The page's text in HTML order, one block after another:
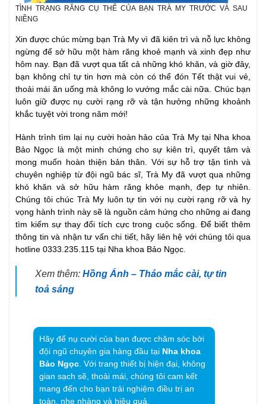
TÌNH TRẠNG RĂNG CỤ THỂ CỦA BẠN TRÀ MY TRƯỚC VÀ SAU
NIỀNG
Xin được chúc mừng bạn Trà My vì đã kiên trì và nỗ lực không
ngừng để sở hữu một hàm răng khoẻ mạnh và xinh đẹp như
hôm nay. Bạn đã vượt qua tất cả những khó khăn, và giờ đây,
bạn không chỉ tự tin hơn mà còn có thể đón Tết thật vui vẻ,
thoải mái ăn uống mà không lo vướng mắc cài nữa. Chúc bạn
luôn giữ được nụ cười rạng rỡ và tận hưởng những khoảnh
khắc tuyệt vời trong năm mới!
Hành trình tìm lại nụ cười hoàn hảo của Trà My tại Nha khoa
Bảo Ngọc là một minh chứng cho sự kiên trì, quyết tâm và
mong muốn hoàn thiện bản thân. Với sự hỗ trợ tận tình và
chuyên nghiệp từ đội ngũ bác sĩ, Trà My đã vượt qua những
khó khăn và sở hữu hàm răng khỏe mạnh, đẹp tự nhiên.
Chúng tôi chúc Trà My luôn tự tin với nụ cười rạng rỡ và hy
vọng hành trình này sẽ là nguồn cảm hứng cho những ai đang
tìm kiếm sự thay đổi tích cực trong cuộc sống. Để biết thêm
thông tin và nhận tư vấn chi tiết, hãy liên hệ với chúng tôi qua
hotline 0333.235.115 tại Nha khoa Bảo Ngọc.
Xem thêm: Hồng Ánh – Tháo mắc cài, tự tin
toả sáng
Hãy để nụ cười của bạn được chăm sóc bởi
đội ngũ chuyên gia hàng đầu tại Nha khoa
Bảo Ngọc. Với trang thiết bị hiện đại, không
gian sạch sẽ, thoải mái, chúng tôi cam kết
mang đến cho bạn trải nghiệm điều trị an
toàn, nhẹ nhàng và hiệu quả.